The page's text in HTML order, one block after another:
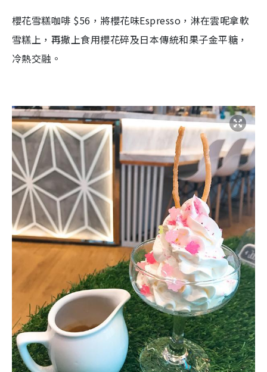
櫻花雪糕咖啡 $56，將櫻花味Espresso，淋在雲呢拿軟
雪糕上，再撒上食用櫻花碎及日本傳統和果子金平糖，
冷熱交融。